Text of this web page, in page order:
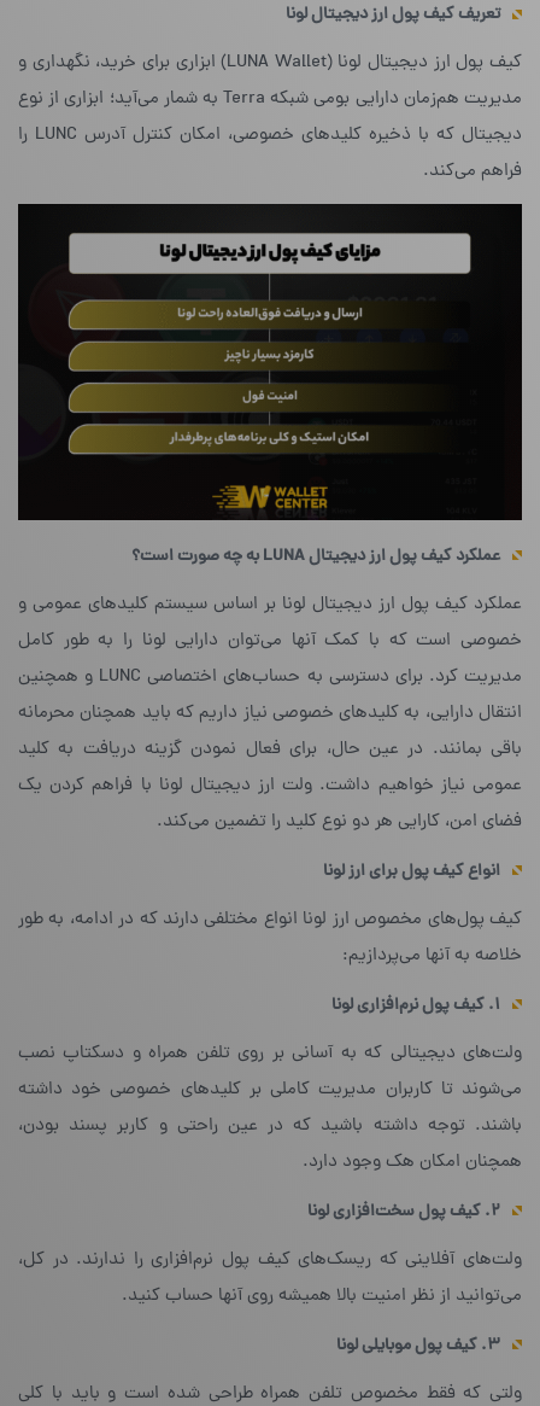
تعریف کیف پول ارز دیجیتال لونا
کیف پول ارز دیجیتال لونا (LUNA Wallet) ابزاری برای خرید، نگهداری و
مدیریت هم‌زمان دارایی بومی شبکه Terra به شمار می‌آید؛ ابزاری از نوع
دیجیتال که با ذخیره کلیدهای خصوصی، امکان کنترل آدرس LUNC را
فراهم می‌کند.
عملکرد کیف پول ارز دیجیتال LUNA به چه صورت است؟
عملکرد کیف پول ارز دیجیتال لونا بر اساس سیستم کلیدهای عمومی و
خصوصی است که با کمک آنها می‌توان دارایی لونا را به طور کامل
مدیریت کرد. برای دسترسی به حساب‌های اختصاصی LUNC و همچنین
انتقال دارایی، به کلیدهای خصوصی نیاز داریم که باید همچنان محرمانه
باقی بمانند. در عین حال، برای فعال نمودن گزینه دریافت به کلید
عمومی نیاز خواهیم داشت. ولت ارز دیجیتال لونا با فراهم کردن یک
فضای امن، کارایی هر دو نوع کلید را تضمین می‌کند.
انواع کیف پول برای ارز لونا
کیف پول‌های مخصوص ارز لونا انواع مختلفی دارند که در ادامه، به طور
خلاصه به آنها می‌پردازیم:
۱. کیف پول نرم‌افزاری لونا
ولت‌های دیجیتالی که به آسانی بر روی تلفن همراه و دسکتاپ نصب
می‌شوند تا کاربران مدیریت کاملی بر کلیدهای خصوصی خود داشته
باشند. توجه داشته باشید که در عین راحتی و کاربر پسند بودن،
همچنان امکان هک وجود دارد.
۲. کیف پول سخت‌افزاری لونا
ولت‌های آفلاینی که ریسک‌های کیف پول نرم‌افزاری را ندارند. در کل،
می‌توانید از نظر امنیت بالا همیشه روی آنها حساب کنید.
۳. کیف پول موبایلی لونا
ولتی که فقط مخصوص تلفن همراه طراحی شده است و باید با کلی